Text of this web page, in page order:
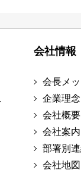
会社情報
会長メ
企業理念
会社概要
会社案内
部署別
会社地図